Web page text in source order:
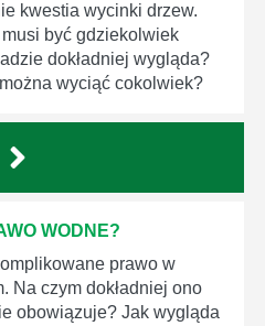
kwestia wycinki drzew.
być gdziekolwiek
dokładniej wygląda?
wyciąć cokolwiek?
WODNE?
prawo w
Na czym dokładniej ono
obowiązuje? Jak wygląda